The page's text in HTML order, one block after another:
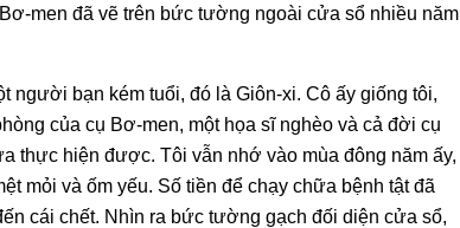
men đã vẽ trên bức tường ngoài cửa sổ nhiều năm
người bạn kém tuổi, đó là Giôn-xi. Cô ấy giống tôi,
của cụ Bơ-men, một họa sĩ nghèo và cả đời cụ
thực hiện được. Tôi vẫn nhớ vào mùa đông năm ấy,
mỏi và ốm yếu. Số tiền để chạy chữa bệnh tật đã
cái chết. Nhìn ra bức tường gạch đối diện cửa sổ,